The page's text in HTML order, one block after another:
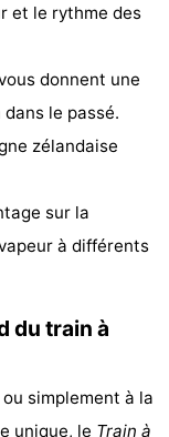
et le rythme des
donnent une
le passé.
zélandaise
sur la
à différents
du train à
simplement à la
unique, le Train à